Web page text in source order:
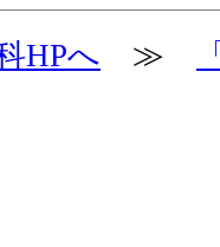
HPへ ≫